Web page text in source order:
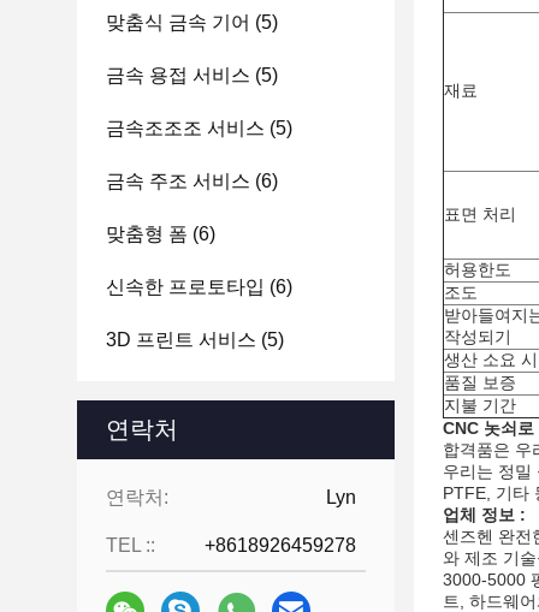
맞춤식 금속 기어 (5)
금속 용접 서비스 (5)
금속조조조 서비스 (5)
금속 주조 서비스 (6)
맞춤형 폼 (6)
신속한 프로토타입 (6)
3D 프린트 서비스 (5)
연락처
연락처: Lyn
TEL :: +8618926459278
재료
표면 처리
허용한도
조도
받아들여지
작성되기
생산 소요
품질 보증
지불 기간
CNC 놋쇠
합격품은 우
우리는 정밀
PTFE, 기타
업체 정보 :
센즈헨 완전
와 제조 기
3000-5000
트, 하드웨